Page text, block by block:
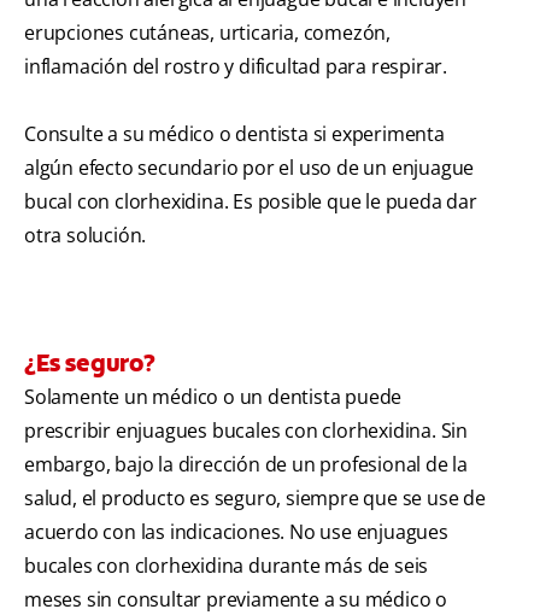
erupciones cutáneas, urticaria, comezón,
inflamación del rostro y dificultad para respirar.
Consulte a su médico o dentista si experimenta
algún efecto secundario por el uso de un enjuague
bucal con clorhexidina. Es posible que le pueda dar
otra solución.
¿Es seguro?
Solamente un médico o un dentista puede
prescribir enjuagues bucales con clorhexidina. Sin
embargo, bajo la dirección de un profesional de la
salud, el producto es seguro, siempre que se use de
acuerdo con las indicaciones. No use enjuagues
bucales con clorhexidina durante más de seis
meses sin consultar previamente a su médico o